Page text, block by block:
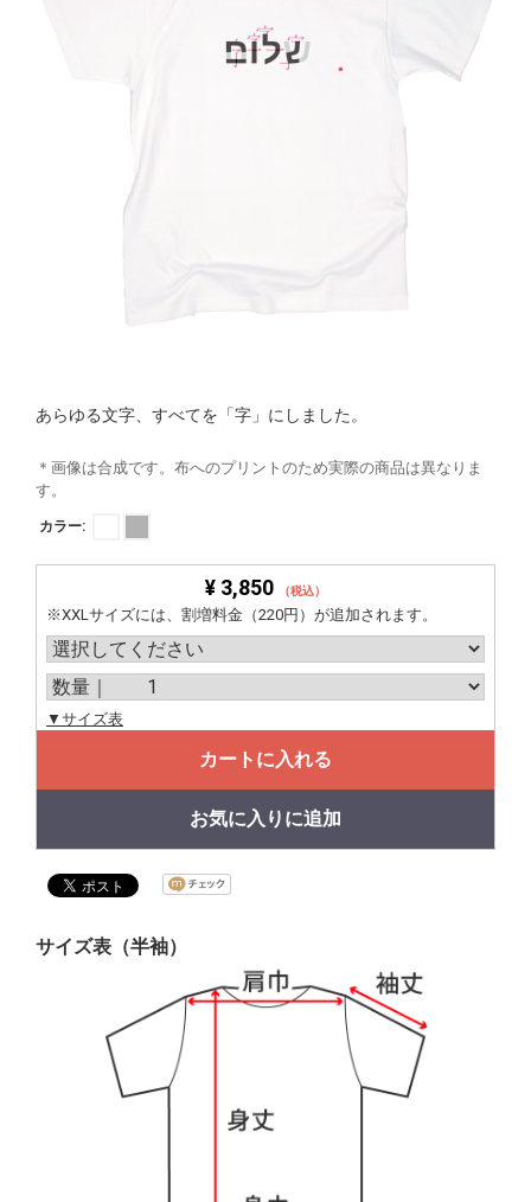
あらゆる文字、すべてを「字」にしました。
＊画像は合成です。布へのプリントのため実際の商品は異なりま
す。
カラー:
¥ 3,850 （税込）
※XXLサイズには、割増料金（220円）が追加されます。
▼サイズ表
カートに入れる
お気に入りに追加
サイズ表（半袖）